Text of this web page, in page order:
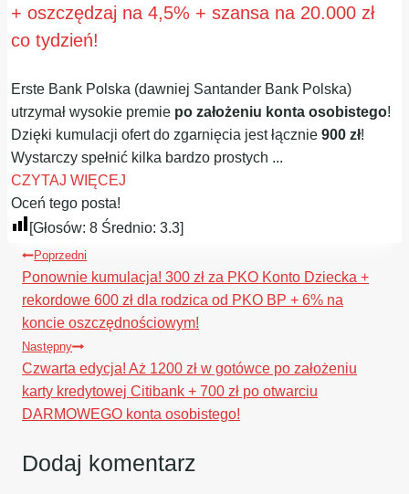
+ oszczędzaj na 4,5% + szansa na 20.000 zł
co tydzień!
Erste Bank Polska (dawniej Santander Bank Polska)
utrzymał wysokie premie po założeniu konta osobistego!
Dzięki kumulacji ofert do zgarnięcia jest łącznie900 zł!
Wystarczy spełnić kilka bardzo prostych ...
CZYTAJ WIĘCEJ
Oceń tego posta!
[Głosów:8 Średnio:3.3]
Nawigacja
wpisu
Poprzedni
Ponownie kumulacja! 300 zł za PKO Konto Dziecka +
rekordowe 600 zł dla rodzica od PKO BP + 6% na
koncie oszczędnościowym!
Następny
Czwarta edycja! Aż 1200 zł w gotówce po założeniu
karty kredytowej Citibank + 700 zł po otwarciu
DARMOWEGO konta osobistego!
Dodaj komentarz